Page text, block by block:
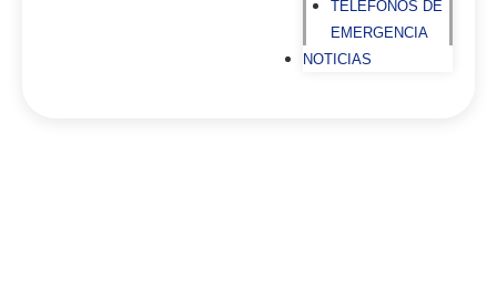
TELÉFONOS DE
EMERGENCIA
NOTICIAS